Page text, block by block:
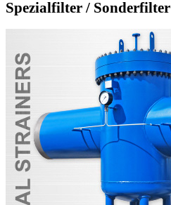
Spezialfilter / Sonderfilter